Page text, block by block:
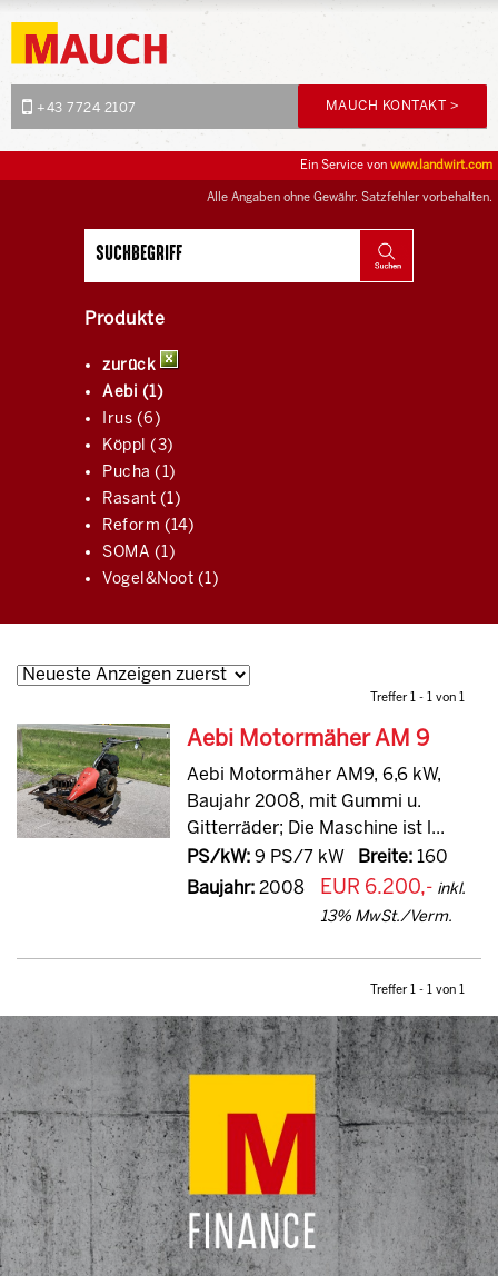
+43 7724 2107 MAUCH KONTAKT >
Alle Angaben ohne Gewähr. Satzfehler vorbehalten.
Ein Service von www.landwirt.com
Produkte
zurück
Aebi (1)
Irus (6)
Köppl (3)
Pucha (1)
Rasant (1)
Reform (14)
SOMA (1)
Vogel&Noot (1)
Treffer 1 - 1 von 1
Aebi Motormäher AM 9
Aebi Motormäher AM9, 6,6 kW,
Baujahr 2008, mit Gummi u.
Gitterräder; Die Maschine ist l...
PS/kW:9 PS/7 kW Breite:160
Baujahr:2008 EUR 6.200,- inkl.
13% MwSt./Verm.
Treffer 1 - 1 von 1